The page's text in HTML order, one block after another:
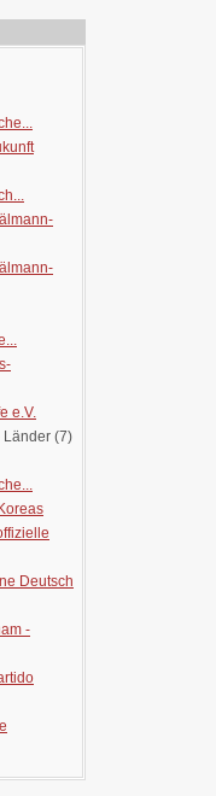
e.V.
Länder (7)
Deutsch
-